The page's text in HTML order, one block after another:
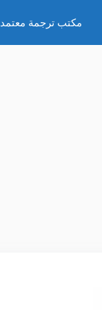
مكتب ترجمة معتمد